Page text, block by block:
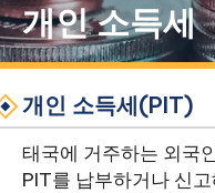
개인 소득세
개인 소득세(PIT)
태국에 거주하는 외국
PIT를 납부하거나 신